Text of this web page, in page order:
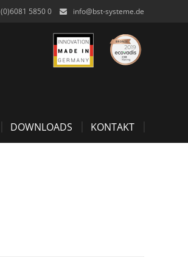
5850 0 info@bst-systeme.de
DOWNLOADS KONTAKT